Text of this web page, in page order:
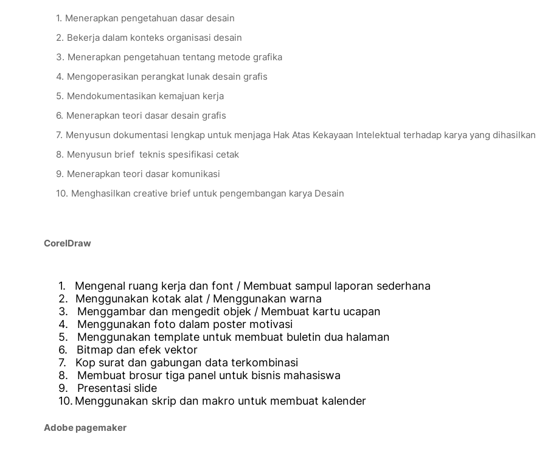
Menerapkan pengetahuan dasar desain
Bekerja dalam konteks organisasi desain
Menerapkan pengetahuan tentang metode grafika
Mengoperasikan perangkat lunak desain grafis
Mendokumentasikan kemajuan kerja
Menerapkan teori dasar desain grafis
Menyusun dokumentasi lengkap untuk menjaga Hak Atas Kekayaan Intelektual terhadap karya yang dihasilkan
Menyusun brief teknis spesifikasi cetak
Menerapkan teori dasar komunikasi
Menghasilkan creative brief untuk pengembangan karya Desain
CorelDraw
1.
Mengenal ruang kerja dan font / Membuat sampul laporan sederhana
2.
Menggunakan kotak alat / Menggunakan warna
3.
Menggambar dan mengedit objek / Membuat kartu ucapan
4.
Menggunakan foto dalam poster motivasi
5.
Menggunakan template untuk membuat buletin dua halaman
6.
Bitmap dan efek vektor
7.
Kop surat dan gabungan data terkombinasi
8.
Membuat brosur tiga panel untuk bisnis mahasiswa
9.
Presentasi slide
10. Menggunakan skrip dan makro untuk membuat kalender
Adobe pagemaker